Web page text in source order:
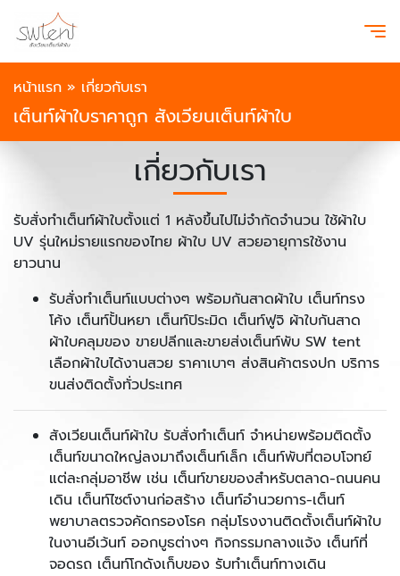
หน้าแรก » เกี่ยวกับเรา
เต็นท์ผ้าใบราคาถูก สังเวียนเต็นท์ผ้าใบ
เกี่ยวกับเรา
รับสั่งทำเต็นท์ผ้าใบตั้งแต่ 1 หลังขึ้นไปไม่จำกัดจำนวน ใช้ผ้าใบ
UV รุ่นใหม่รายแรกของไทย ผ้าใบ UV สวยอายุการใช้งาน
ยาวนาน
รับสั่งทำเต็นท์แบบต่างๆ พร้อมกันสาดผ้าใบ เต็นท์ทรง
โค้ง เต็นท์ปั้นหยา เต็นท์ปิระมิด เต็นท์ฟูจิ ผ้าใบกันสาด
ผ้าใบคลุมของ ขายปลีกและขายส่งเต็นท์พับ SW tent
เลือกผ้าใบได้งานสวย ราคาเบาๆ ส่งสินค้าตรงปก บริการ
ขนส่งติดตั้งทั่วประเทศ
สังเวียนเต็นท์ผ้าใบ รับสั่งทำเต็นท์ จำหน่ายพร้อมติดตั้ง
เต็นท์ขนาดใหญ่ลงมาถึงเต็นท์เล็ก เต็นท์พับที่ตอบโจทย์
แต่ละกลุ่มอาชีพ เช่น เต็นท์ขายของสำหรับตลาด-ถนนคน
เดิน เต็นท์ไซต์งานก่อสร้าง เต็นท์อำนวยการ-เต็นท์
พยาบาลตรวจคัดกรองโรค กลุ่มโรงงานติดตั้งเต็นท์ผ้าใบ
ในงานอีเว้นท์ ออกบูธต่างๆ กิจกรรมกลางแจ้ง เต็นท์ที่
จอดรถ เต็นท์โกดังเก็บของ รับทำเต็นท์ทางเดิน